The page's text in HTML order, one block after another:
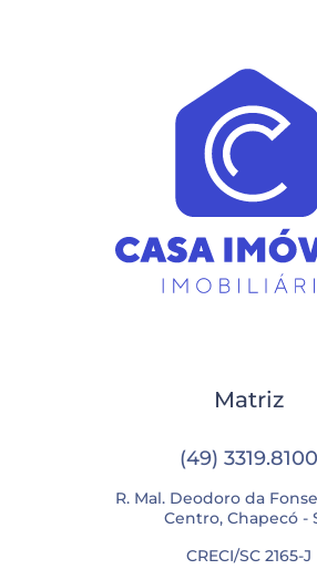
Matriz
(49) 3319.8100
R. Mal. Deodoro da
Centro, Chapecó -
CRECI/SC 2165-J